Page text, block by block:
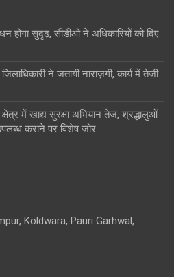
होगा सुदृढ़, सीडीओ ने अधिकारियों को दिए
ने जतायी नाराज़गी, कार्य में तेजी
में खाद्य सुरक्षा अभियान तेज, श्रद्धालुओं
कराने पर विशेष जोर
Koldwara, Pauri Garhwal,